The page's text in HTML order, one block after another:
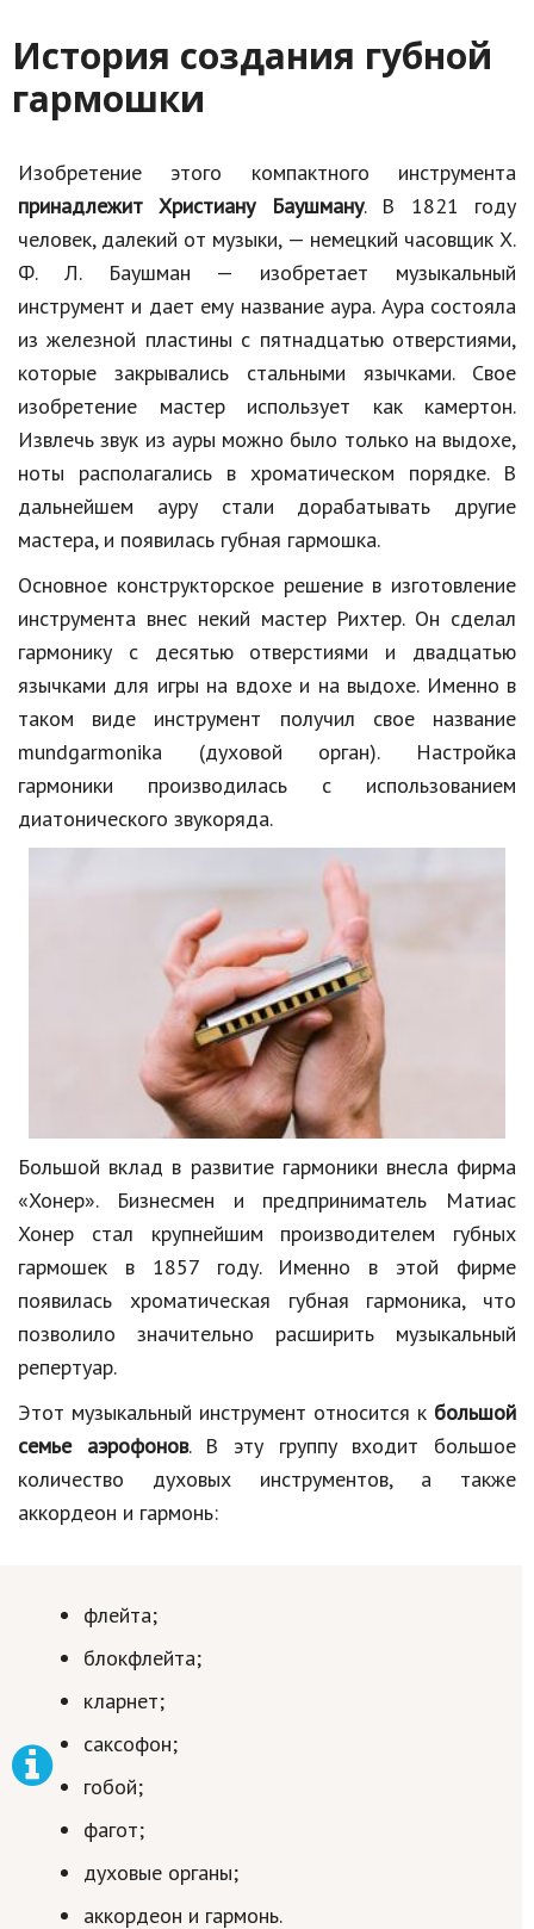
Психология и отношения
Творчество и рукоделие
Работа и бизнес
Животные
Еда и напитки
Праздники и подарки
Кинематограф
Домашние животные
Семья и дети
Путешествия
Строительство
Культура и общество
Мода и стиль
Хобби и развлечения
Финансы
Юриспруденция
Наука и технологии
История создания губной
гармошки
Изобретение этого компактного инструмента
принадлежит Христиану Баушману. В 1821 году
человек, далекий от музыки, — немецкий часовщик Х.
Ф. Л. Баушман — изобретает музыкальный
инструмент и дает ему название аура. Аура состояла
из железной пластины с пятнадцатью отверстиями,
которые закрывались стальными язычками. Свое
изобретение мастер использует как камертон.
Извлечь звук из ауры можно было только на выдохе,
ноты располагались в хроматическом порядке. В
дальнейшем ауру стали дорабатывать другие
мастера, и появилась губная гармошка.
Основное конструкторское решение в изготовление
инструмента внес некий мастер Рихтер. Он сделал
гармонику с десятью отверстиями и двадцатью
язычками для игры на вдохе и на выдохе. Именно в
таком виде инструмент получил свое название
mundgarmonika (духовой орган). Настройка
гармоники производилась с использованием
диатонического звукоряда.
Большой вклад в развитие гармоники внесла фирма
«Хонер». Бизнесмен и предприниматель Матиас
Хонер стал крупнейшим производителем губных
гармошек в 1857 году. Именно в этой фирме
появилась хроматическая губная гармоника, что
позволило значительно расширить музыкальный
репертуар.
Этот музыкальный инструмент относится к большой
семье аэрофонов. В эту группу входит большое
количество духовых инструментов, а также
аккордеон и гармонь:
флейта;
блокфлейта;
кларнет;
саксофон;
гобой;
фагот;
духовые органы;
аккордеон и гармонь.